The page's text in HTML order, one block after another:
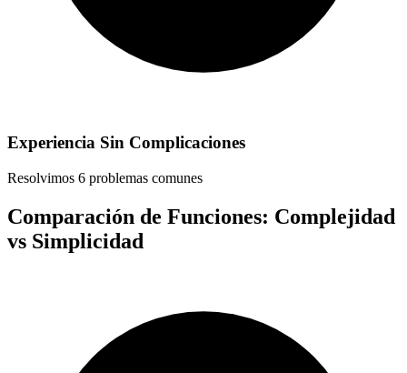
Experiencia Sin Complicaciones
Resolvimos 6 problemas comunes
Comparación de Funciones: Complejidad
vs Simplicidad